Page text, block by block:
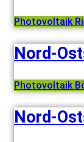
Photovoltaik
Nord-
Photovoltaik
Nord-